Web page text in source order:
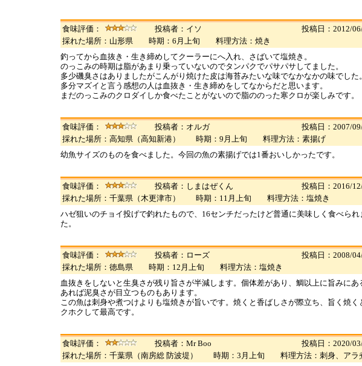
食味評価： 投稿者：イソ
投稿日：2012/
採れた場所：山形県 時期：6月上旬 料理方法：焼き
釣ってから血抜き・生き締めしてクーラーにへ入れ、さばいて塩焼き。
のっこみの時期は脂があまり乗っていないのでタンパクでパサパサしてました。
多少磯臭さはありましたがこんがり焼けた皮は海苔みたいな味でなかなかの味でした。
多分マズイと言う感想の人は血抜き・生き締めをしてなからだと思います。
まだのっこみのクロダイしか食べたことがないので脂ののった寒クロが楽しみです。
食味評価： 投稿者：オルガ
投稿日：2007/
採れた場所：高知県（高知新港） 時期：9月上旬 料理方法：素揚げ
幼魚サイズのものを食べました。今回の魚の素揚げでは1番おいしかったです。
食味評価： 投稿者：しまはぜくん
投稿日：2016/
採れた場所：千葉県（木更津市） 時期：11月上旬 料理方法：塩焼き
ハゼ狙いのチョイ投げで釣れたもので、16センチだったけど普通に美味しく食べられ
た。
食味評価： 投稿者：ローズ
投稿日：2008/
採れた場所：徳島県 時期：12月上旬 料理方法：塩焼き
血抜きをしないと生臭さが残り旨さが半減します。個体差があり、鯛以上に旨みにあ
あれば泥臭さが目立つものもあります。
この魚は刺身や煮つけよりも塩焼きが旨いです。焼くと香ばしさが際立ち、旨く焼く
クホクして最高です。
食味評価： 投稿者：Mr Boo
投稿日：2020/
採れた場所：千葉県（南房総 防波堤） 時期：3月上旬 料理方法：刺身、アラ